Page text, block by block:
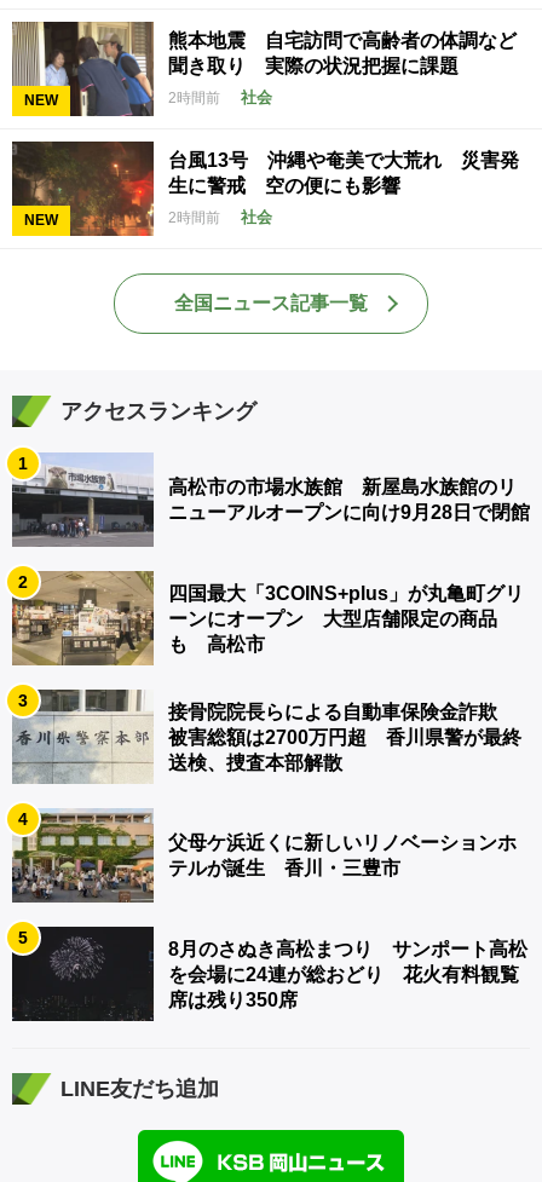
NEW
熊本地震 自宅訪問で高齢者の体調など
聞き取り 実際の状況把握に課題
2時間前 社会
NEW
台風13号 沖縄や奄美で大荒れ 災害発
生に警戒 空の便にも影響
2時間前 社会
全国ニュース記事一覧
アクセスランキング
1
高松市の市場水族館 新屋島水族館のリ
ニューアルオープンに向け9月28日で閉館
2
四国最大「3COINS+plus」が丸亀町グリ
ーンにオープン 大型店舗限定の商品
も 高松市
3
接骨院院長らによる自動車保険金詐欺
被害総額は2700万円超 香川県警が最終
送検、捜査本部解散
4
父母ケ浜近くに新しいリノベーションホ
テルが誕生 香川・三豊市
5
8月のさぬき高松まつり サンポート高松
を会場に24連が総おどり 花火有料観覧
席は残り350席
LINE友だち追加